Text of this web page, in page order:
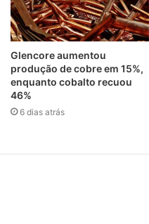
Glencore aumentou
produção de cobre em 15%,
enquanto cobalto recuou
46%
6 dias atrás